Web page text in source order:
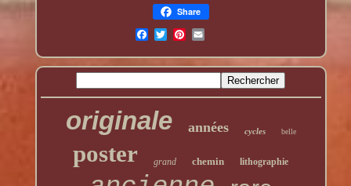
Share
originale années cycles belle
poster grand chemin lithographie